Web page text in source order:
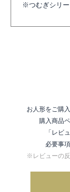
つむぎシリ
お人形をご購
購入商品
「レビ
必要事
※レビューの